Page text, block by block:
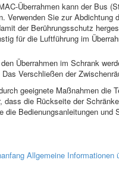
Überrahmen kann der Bus
Verwenden Sie zur Abdichtung
der Berührungsschutz
für die Luftführung im
Überrahmen im Schrank
Verschließen der
geeignete Maßnahmen die
dass die Rückseite der
die Bedienungsanleitungen und
Allgemeine Informationen